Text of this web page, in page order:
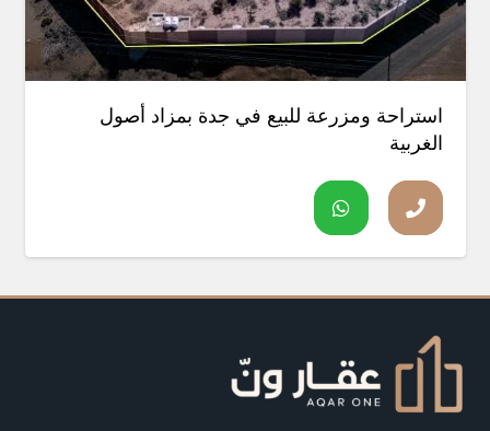
استراحة ومزرعة للبيع في جدة بمزاد أصول
الغربية